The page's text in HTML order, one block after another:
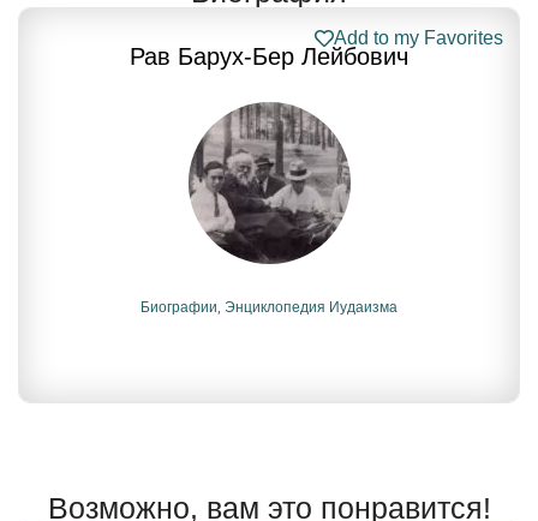
Рав Барух-Бер Лейбович
Add to my Favorites
Биографии Энциклопедия Иудаизма
Возможно, вам это понравится!